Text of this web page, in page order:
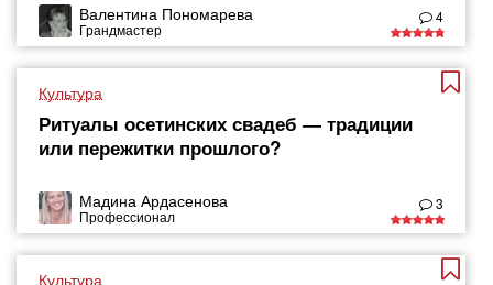
Валентина Пономарева
Грандмастер
4
Культура
Ритуалы осетинских свадеб — традиции
или пережитки прошлого?
Мадина Ардасенова
Профессионал
3
Культура